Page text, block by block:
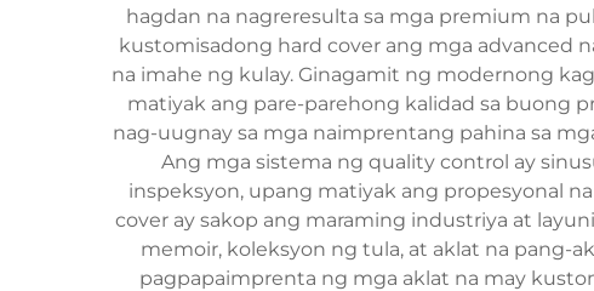
hagdan na nagreresulta sa mga premium na
kustomisadong hard cover ang mga advanced
na imahe ng kulay. Ginagamit ng modernong
matiyak ang pare-parehong kalidad sa buong
nag-uugnay sa mga naimprentang pahina sa
Ang mga sistema ng quality control ay
inspeksyon, upang matiyak ang propesyonal
cover ay sakop ang maraming industriya at
memoir, koleksyon ng tula, at aklat na pang-
pagpapaimprenta ng mga aklat na may